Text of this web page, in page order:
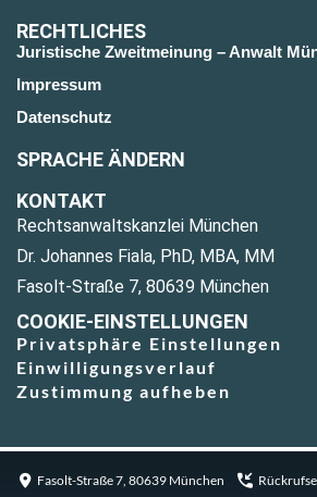
RECHTLICHES
Juristische Zweitmeinung – Anwalt
Impressum
Datenschutz
SPRACHE ÄNDERN
KONTAKT
Rechtsanwaltskanzlei München
Dr. Johannes Fiala, PhD, MBA, MM
Fasolt-Straße 7, 80639 München
COOKIE-EINSTELLUNGEN
Privatsphäre Einstellungen
Einwilligungsverlauf
Zustimmung aufheben
Fasolt-Straße 7, 80639 München